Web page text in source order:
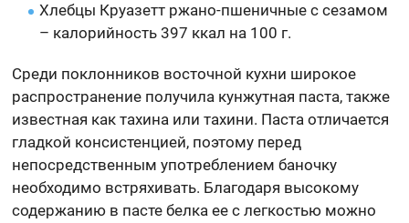
Хлебцы Круазетт ржано-пшеничные с сезамом
– калорийность 397 ккал на 100 г.
Среди поклонников восточной кухни широкое
распространение получила кунжутная паста, также
известная как тахина или тахини. Паста отличается
гладкой консистенцией, поэтому перед
непосредственным употреблением баночку
необходимо встряхивать. Благодаря высокому
содержанию в пасте белка ее с легкостью можно